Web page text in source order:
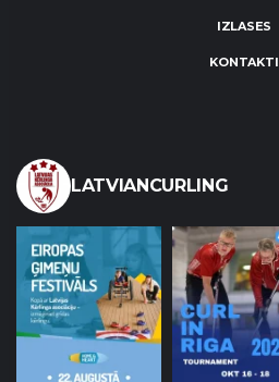
IZLASES
KONTAKTI
LATVIANCURLING